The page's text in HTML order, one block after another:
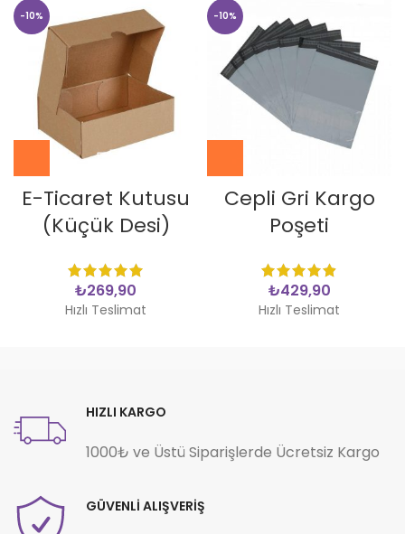
-10%
E-Ticaret Kutusu
(Küçük Desi)
₺
Hızlı Teslimat
-10%
Cepli Gri Kargo
Poşeti
₺
Hızlı Teslimat
HIZLI KARGO
1000₺ ve Üstü Siparişlerde Ücretsiz Kargo
GÜVENLİ ALIŞVERİŞ